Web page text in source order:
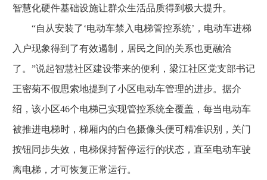
智慧化硬件基础设施让群众生活品质得到极大提升。
“自从安装了‘电动车禁入电梯管控系统’，电动车进梯
入户现象得到了有效遏制，居民之间的关系也更融洽
了。”说起智慧社区建设带来的便利，梁江社区党支部书记
王密菊不假思索地提到了小区电动车管理的进步。据介
绍，该小区46个电梯已实现管控系统全覆盖，每当电动车
被推进电梯时，梯厢内的白色摄像头便可精准识别，关门
按钮同步失效，电梯保持暂停运行的状态，直至电动车驶
离电梯，才可恢复正常运行。